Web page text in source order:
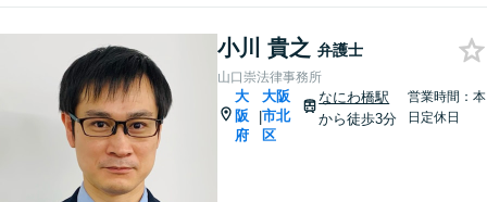
小川 貴之 弁護士
山口崇法律事務所
大
阪
府
|
大阪
市北
区
なにわ橋駅
から徒歩3分
営業時間：本
日定休日